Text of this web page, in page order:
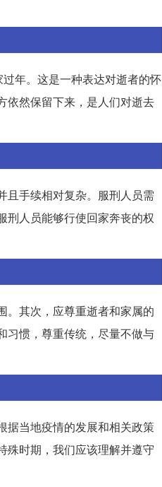
年。这是一种表达对逝者的怀
依然保留下来，是人们对逝去
且手续相对复杂。服刑人员需
刑人员能够行使回家奔丧的权
。其次，应尊重逝者和家属的
习惯，尊重传统，尽量不做与
据当地疫情的发展和相关政策
殊时期，我们应该理解并遵守